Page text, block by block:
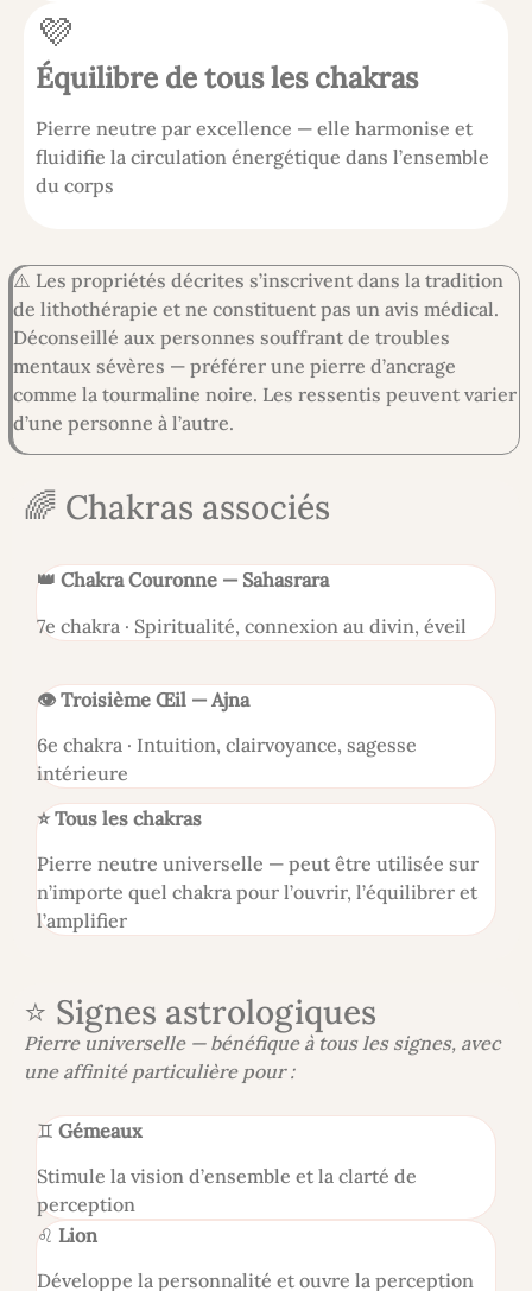
💜
Équilibre de tous les chakras
Pierre neutre par excellence — elle harmonise et
fluidifie la circulation énergétique dans l’ensemble
du corps
⚠️ Les propriétés décrites s’inscrivent dans la tradition
de lithothérapie et ne constituent pas un avis médical.
Déconseillé aux personnes souffrant de troubles
mentaux sévères — préférer une pierre d’ancrage
comme la tourmaline noire. Les ressentis peuvent varier
d’une personne à l’autre.
🌈 Chakras associés
👑 Chakra Couronne — Sahasrara
7e chakra · Spiritualité, connexion au divin, éveil
👁️ Troisième Œil — Ajna
6e chakra · Intuition, clairvoyance, sagesse
intérieure
⭐ Tous les chakras
Pierre neutre universelle — peut être utilisée sur
n’importe quel chakra pour l’ouvrir, l’équilibrer et
l’amplifier
⭐ Signes astrologiques
Pierre universelle — bénéfique à tous les signes, avec
une affinité particulière pour :
♊ Gémeaux
Stimule la vision d’ensemble et la clarté de
perception
♌ Lion
Développe la personnalité et ouvre la perception